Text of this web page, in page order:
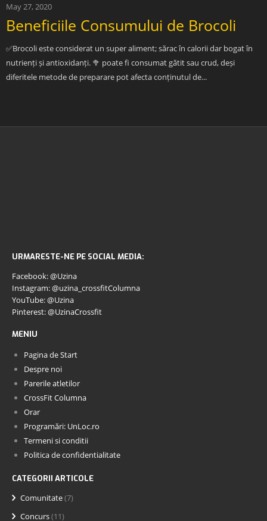
May 27, 2020
Beneficiile Consumului de Brocoli
✅Brocoli este considerat un super aliment; sărac în calorii dar bogat în
nutrienți și antioxidanți. 🥦 poate fi consumat gătit sau crud, deși
diferitele metode de preparare pot afecta conținutul de...
URMARESTE-NE PE SOCIAL MEDIA:
Facebook: @Uzina
Instagram: @uzina_crossfitColumna
YouTube: @Uzina
Pinterest: @UzinaCrossfit
MENIU
Pagina de Start
Despre noi
Parerile atletilor
CrossFit Columna
Orar
Programări: UnLoc.ro
Termeni si conditii
Politica de confidentialitate
CATEGORII ARTICOLE
Comunitate(7)
Concurs(11)